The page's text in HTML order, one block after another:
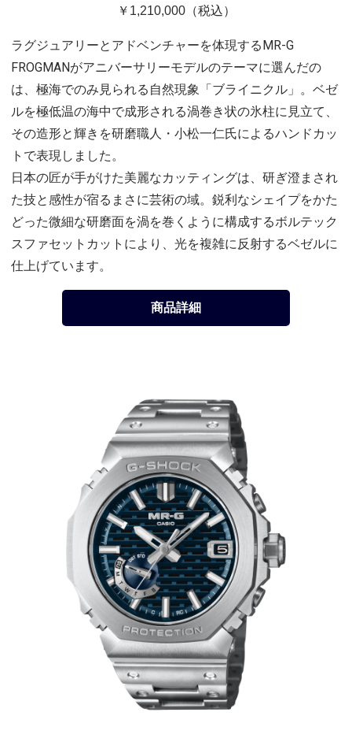
￥1,210,000（税込）
ラグジュアリーとアドベンチャーを体現するMR-G
FROGMANがアニバーサリーモデルのテーマに選んだの
は、極海でのみ見られる自然現象「ブライニクル」。ベゼ
ルを極低温の海中で成形される渦巻き状の氷柱に見立て、
その造形と輝きを研磨職人・小松一仁氏によるハンドカッ
トで表現しました。
日本の匠が手がけた美麗なカッティングは、研ぎ澄まされ
た技と感性が宿るまさに芸術の域。鋭利なシェイプをかた
どった微細な研磨面を渦を巻くように構成するボルテック
スファセットカットにより、光を複雑に反射するベゼルに
仕上げています。
商品詳細